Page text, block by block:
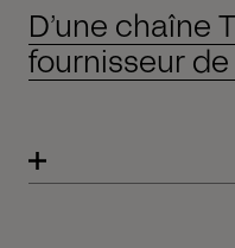
D’une chaîne
fournisseur